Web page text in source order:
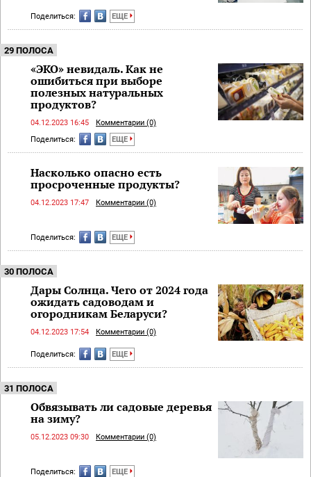
Поделиться: ЕЩЕ
29 ПОЛОСА
«ЭКО» невидаль. Как не
ошибиться при выборе
полезных натуральных
продуктов?
04.12.2023 16:45
Комментарии (0)
Поделиться:
ЕЩЕ
Насколько опасно есть
просроченные продукты?
04.12.2023 17:47 Комментарии (0)
Поделиться: ЕЩЕ
30 ПОЛОСА
Дары Солнца. Чего от 2024 года
ожидать садоводам и
огородникам Беларуси?
04.12.2023 17:54 Комментарии (0)
Поделиться: ЕЩЕ
31 ПОЛОСА
Обвязывать ли садовые деревья
на зиму?
05.12.2023 09:30 Комментарии (0)
Поделиться: ЕЩЕ